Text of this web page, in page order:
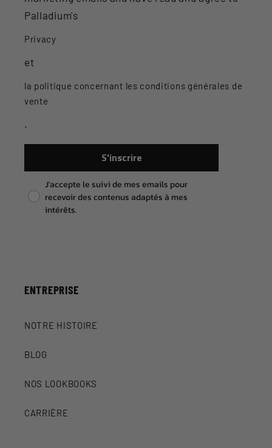
Palladium's
Privacy
et
la politique concernant les conditions générales de
vente
.
S'inscrire
Pixel consent
J'accepte le suivi de mes emails pour
recevoir des contenus adaptés à mes
intérêts.
ENTREPRISE
NOTRE HISTOIRE
BLOG
NOS LOOKBOOKS
CARRIÈRE